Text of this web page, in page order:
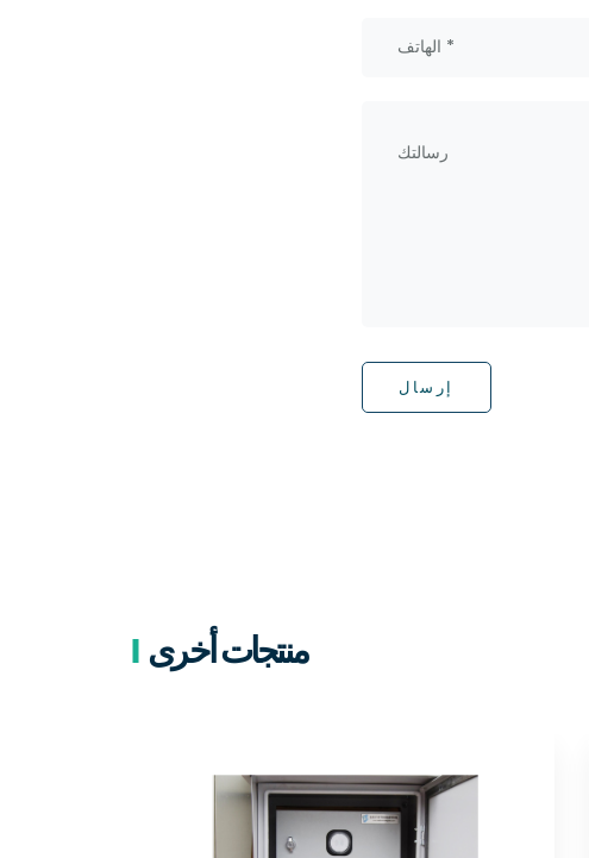
إرسال
منتجات أخرى